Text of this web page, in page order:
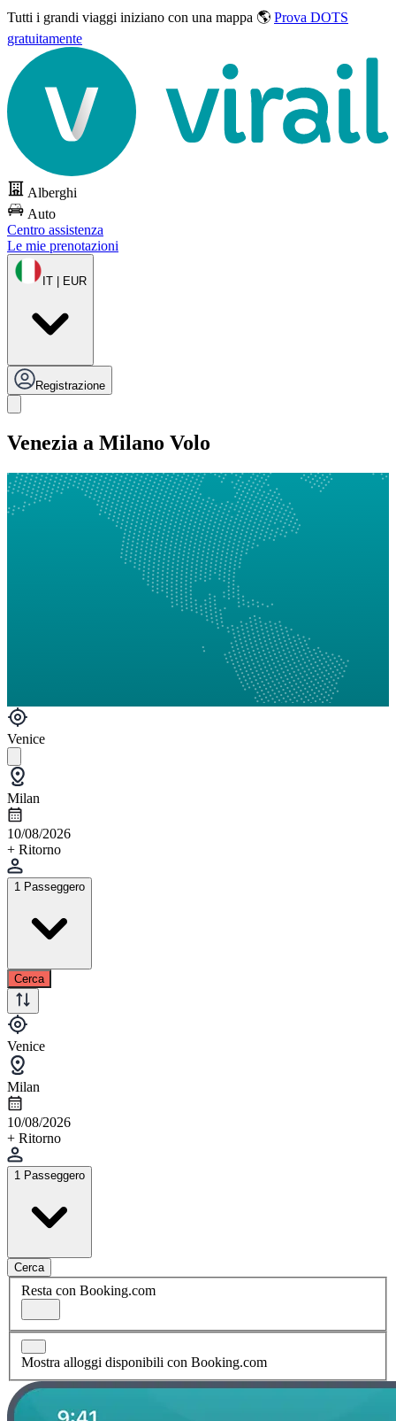
Tutti i grandi viaggi iniziano con una mappa 🌎 Prova DOTS
gratuitamente
Alberghi
Auto
Centro assistenza
Le mie prenotazioni
IT | EUR
Registrazione
Venezia a Milano Volo
Venice
Milan
10/08/2026
+ Ritorno
1 Passeggero
Cerca
Venice
Milan
10/08/2026
+ Ritorno
1 Passeggero
Cerca
Resta con Booking.com
Mostra alloggi disponibili con Booking.com